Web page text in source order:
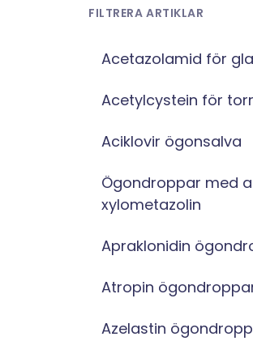
FILTRERA ARTIKLAR
Acetazolamid för
Acetylcystein för
Aciklovir ögonsalva
Ögondroppar med
xylometazolin
Apraklonidin
Atropin
Azelastin